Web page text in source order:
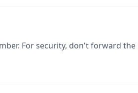
For security, don't forward the